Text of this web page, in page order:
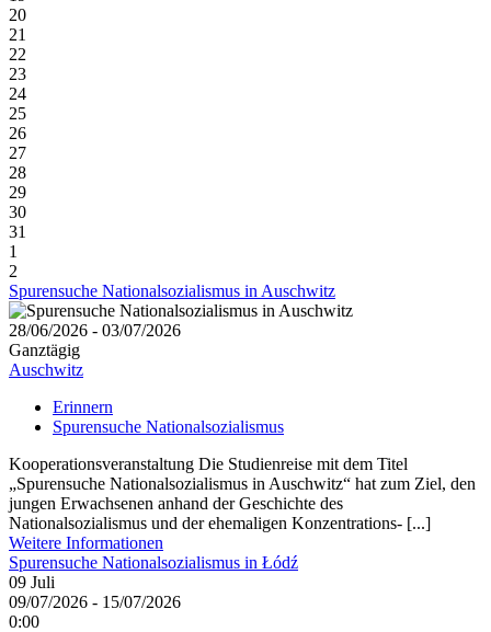
20
21
22
23
24
25
26
27
28
29
30
31
1
2
Spurensuche Nationalsozialismus in Auschwitz
28/06/2026 - 03/07/2026
Ganztägig
Auschwitz
Erinnern
Spurensuche Nationalsozialismus
Kooperationsveranstaltung Die Studienreise mit dem Titel
„Spurensuche Nationalsozialismus in Auschwitz“ hat zum Ziel, den
jungen Erwachsenen anhand der Geschichte des
Nationalsozialismus und der ehemaligen Konzentrations- [...]
Weitere Informationen
Spurensuche Nationalsozialismus in Łódź
09 Juli
09/07/2026 - 15/07/2026
0:00